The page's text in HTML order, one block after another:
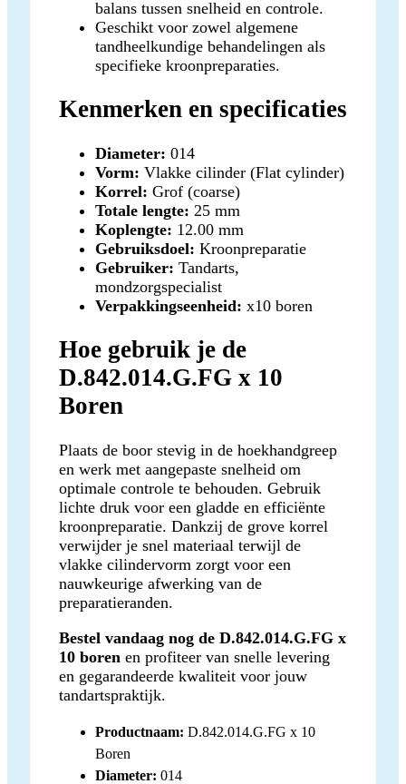
balans tussen snelheid en controle.
Geschikt voor zowel algemene
tandheelkundige behandelingen als
specifieke kroonpreparaties.
Kenmerken en specificaties
Diameter: 014
Vorm: Vlakke cilinder (Flat cylinder)
Korrel: Grof (coarse)
Totale lengte: 25 mm
Koplengte: 12.00 mm
Gebruiksdoel: Kroonpreparatie
Gebruiker: Tandarts,
mondzorgspecialist
Verpakkingseenheid: x10 boren
Hoe gebruik je de
D.842.014.G.FG x 10
Boren
Plaats de boor stevig in de hoekhandgreep
en werk met aangepaste snelheid om
optimale controle te behouden. Gebruik
lichte druk voor een gladde en efficiënte
kroonpreparatie. Dankzij de grove korrel
verwijder je snel materiaal terwijl de
vlakke cilindervorm zorgt voor een
nauwkeurige afwerking van de
preparatieranden.
Bestel vandaag nog de D.842.014.G.FG x
10 boren en profiteer van snelle levering
en gegarandeerde kwaliteit voor jouw
tandartspraktijk.
Productnaam: D.842.014.G.FG x 10
Boren
Diameter: 014